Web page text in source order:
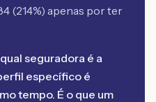
(214%) apenas por ter
seguradora é a
específico é
tempo. É o que um